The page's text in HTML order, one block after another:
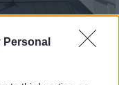
Personal